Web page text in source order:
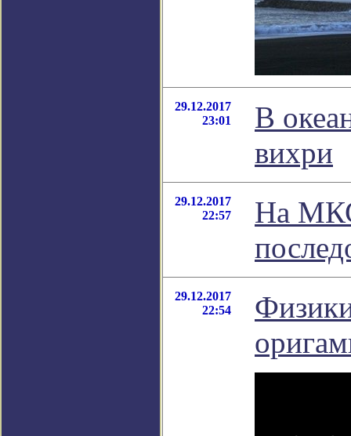
29.12.2017
23:01
В
вихри
29.12.2017
22:57
На
29.12.2017
22:54